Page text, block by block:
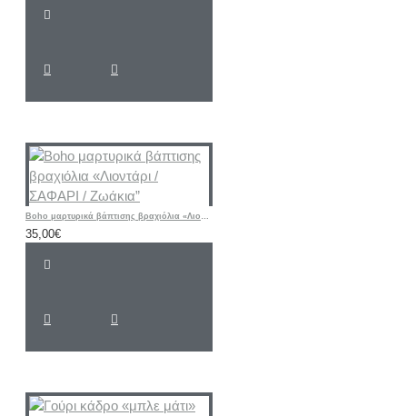
Boho μαρτυρικά βάπτισης βραχιόλια «Λιοντάρι / ΣΑΦΑΡΙ / Ζωάκια”
35,00€